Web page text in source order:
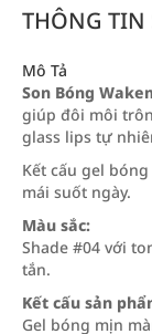
THÔNG TIN
Mô Tả
Son Bóng
giúp đôi môi
glass lips tự
Kết cấu gel
mái suốt ngày.
Màu sắc:
Shade #04 với
tắn.
Kết cấu sản
Gel bóng mịn